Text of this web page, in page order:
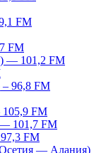
FM
FM
— 101,2 FM
– 96,8 FM
105,9 FM
— 101,7 FM
FM
Осетия — Алания)